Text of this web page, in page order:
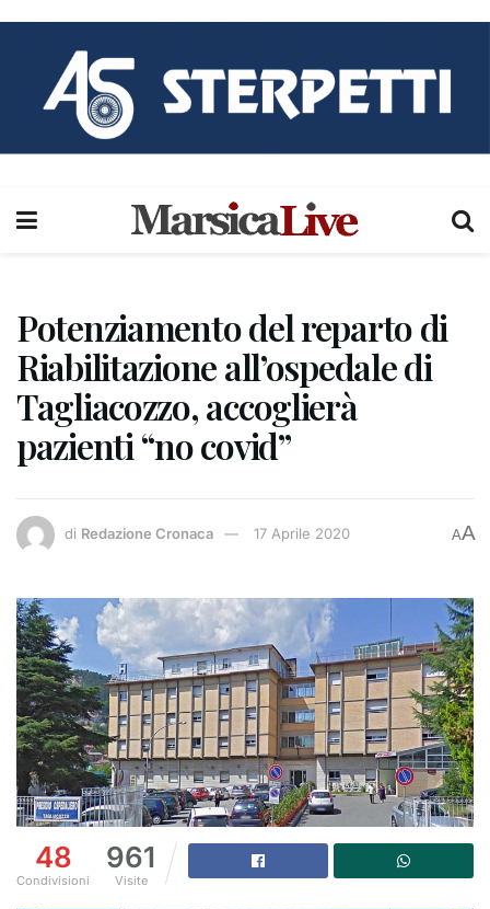
Potenziamento del reparto di
Riabilitazione all’ospedale di
Tagliacozzo, accoglierà
pazienti “no covid”
di Redazione Cronaca 17 Aprile 2020 AA
48
Condivisioni
961
Visite